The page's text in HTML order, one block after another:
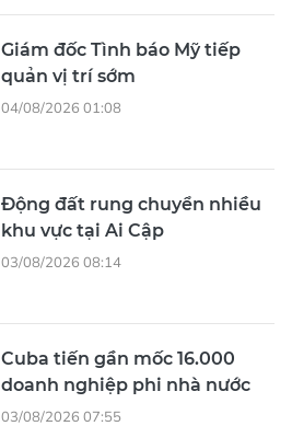
Giám đốc Tình báo Mỹ tiếp
quản vị trí sớm
04/08/2026 01:08
Động đất rung chuyển nhiều
khu vực tại Ai Cập
03/08/2026 08:14
Cuba tiến gần mốc 16.000
doanh nghiệp phi nhà nước
03/08/2026 07:55